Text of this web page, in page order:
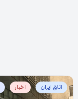
اتاق ایران اخبار